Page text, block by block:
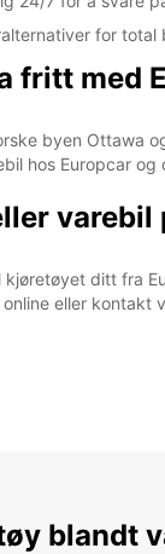
for
fritt med
byen Ottawa
hos Europcar
varebil
ditt fra
eller
blandt